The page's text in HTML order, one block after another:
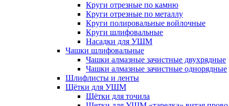
Круги отрезные по камню
Круги отрезные по металлу
Круги полировальные войлочные
Круги шлифовальные
Насадки для УШМ
Чашки шлифовальные
Чашки алмазные зачистные двухрядные
Чашки алмазные зачистные однорядные
Шлифлисты и ленты
Щётки для УШМ
Щётки для точила